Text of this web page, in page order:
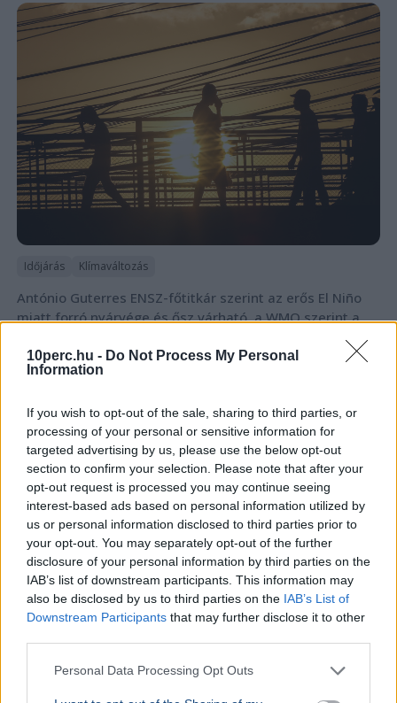
10perc.hu - Do Not Process My Personal
Information
If you wish to opt-out of the sale, sharing to third parties, or
processing of your personal or sensitive information for
targeted advertising by us, please use the below opt-out
section to confirm your selection. Please note that after your
opt-out request is processed you may continue seeing
interest-based ads based on personal information utilized by
us or personal information disclosed to third parties prior to
your opt-out. You may separately opt-out of the further
disclosure of your personal information by third parties on the
IAB’s list of downstream participants. This information may
also be disclosed by us to third parties on the IAB’s List of
Downstream Participants that may further disclose it to other
Personal Data Processing Opt Outs
Időjárás Klímaváltozás
António Guterres ENSZ-főtitkár szerint az erős El Niño
miatt forró nyárvége és ősz várható, a WMO szerint a
TECH 2026. augusztus 2.
Magyarországon, egy áramszünet alatt
tehetetlenek